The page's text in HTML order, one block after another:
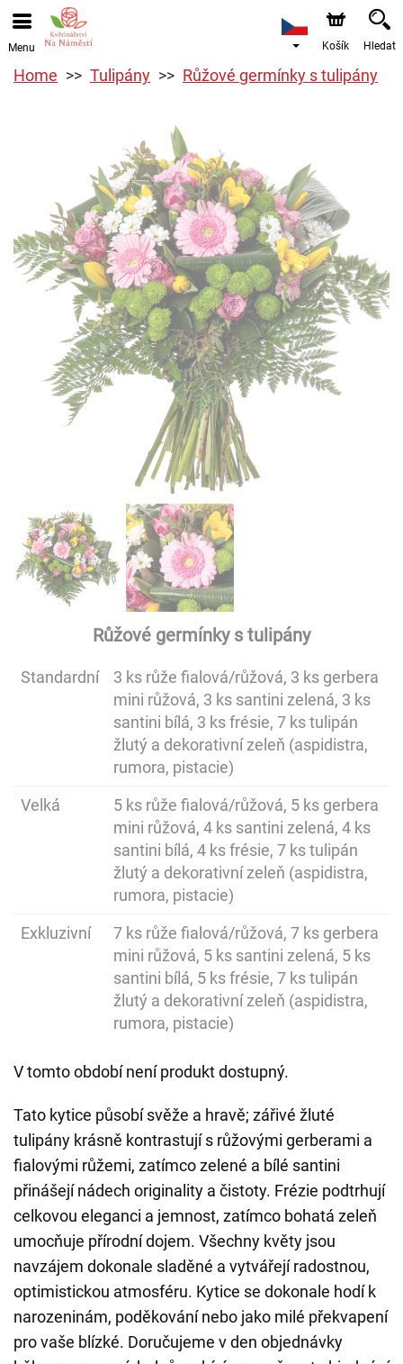
Menu Košík Hledat
Home Tulipány Růžové germínky s tulipány
Růžové germínky s tulipány
Standardní
3 ks růže fialová/růžová, 3 ks gerbera
mini růžová, 3 ks santini zelená, 3 ks
santini bílá, 3 ks frésie, 7 ks tulipán
žlutý a dekorativní zeleň (aspidistra,
rumora, pistacie)
Velká
5 ks růže fialová/růžová, 5 ks gerbera
mini růžová, 4 ks santini zelená, 4 ks
santini bílá, 4 ks frésie, 7 ks tulipán
žlutý a dekorativní zeleň (aspidistra,
rumora, pistacie)
Exkluzivní
7 ks růže fialová/růžová, 7 ks gerbera
mini růžová, 5 ks santini zelená, 5 ks
santini bílá, 5 ks frésie, 7 ks tulipán
žlutý a dekorativní zeleň (aspidistra,
rumora, pistacie)
V tomto období není produkt dostupný.
Tato kytice působí svěže a hravě; zářivé žluté
tulipány krásně kontrastují s růžovými gerberami a
fialovými růžemi, zatímco zelené a bílé santini
přinášejí nádech originality a čistoty. Frézie podtrhují
celkovou eleganci a jemnost, zatímco bohatá zeleň
umocňuje přírodní dojem. Všechny květy jsou
navzájem dokonale sladěné a vytvářejí radostnou,
optimistickou atmosféru. Kytice se dokonale hodí k
narozeninám, poděkování nebo jako milé překvapení
pro vaše blízké. Doručujeme v den objednávky